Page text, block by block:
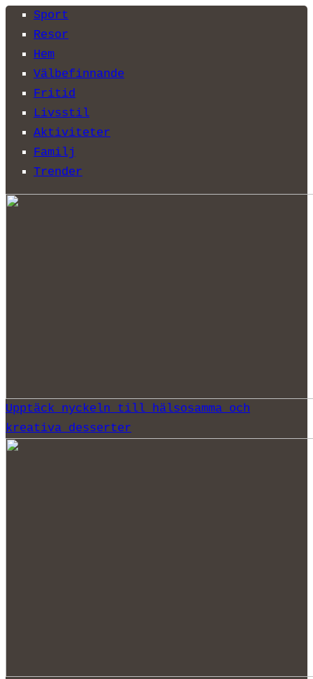
Sport
Resor
Hem
Välbefinnande
Fritid
Livsstil
Aktiviteter
Familj
Trender
Upptäck nyckeln till hälsosamma och
kreativa desserter